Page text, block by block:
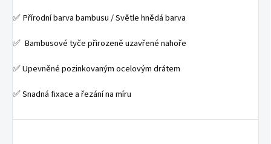
✅ Přírodní barva bambusu / Světle hnědá barva
✅ Bambusové tyče přirozeně uzavřené nahoře
✅ Upevněné pozinkovaným ocelovým drátem
✅ Snadná fixace a řezání na míru